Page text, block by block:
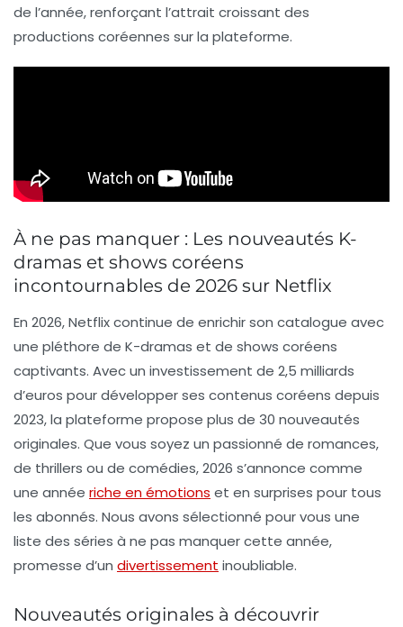
de l’année, renforçant l’attrait croissant des
productions coréennes sur la plateforme.
À ne pas manquer : Les nouveautés K-
dramas et shows coréens
incontournables de 2026 sur Netflix
En 2026, Netflix continue de enrichir son catalogue avec
une pléthore de K-dramas et de shows coréens
captivants. Avec un investissement de 2,5 milliards
d’euros pour développer ses contenus coréens depuis
2023, la plateforme propose plus de 30 nouveautés
originales. Que vous soyez un passionné de romances,
de thrillers ou de comédies, 2026 s’annonce comme
une année riche en émotions et en surprises pour tous
les abonnés. Nous avons sélectionné pour vous une
liste des séries à ne pas manquer cette année,
promesse d’un divertissement inoubliable.
Nouveautés originales à découvrir